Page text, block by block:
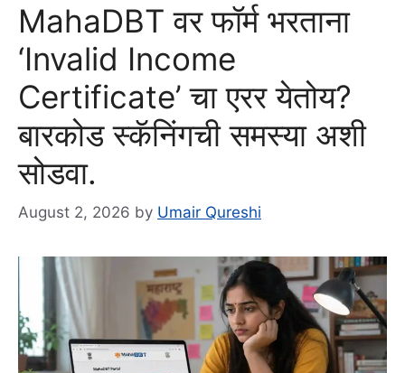
MahaDBT वर फॉर्म भरताना
‘Invalid Income
Certificate’ चा एरर येतोय?
बारकोड स्कॅनिंगची समस्या अशी
सोडवा.
August 2, 2026 by Umair Qureshi